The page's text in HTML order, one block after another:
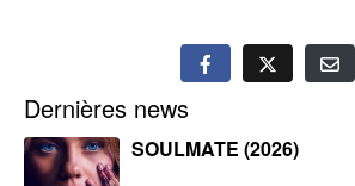
Dernières news
SOULMATE (2026)